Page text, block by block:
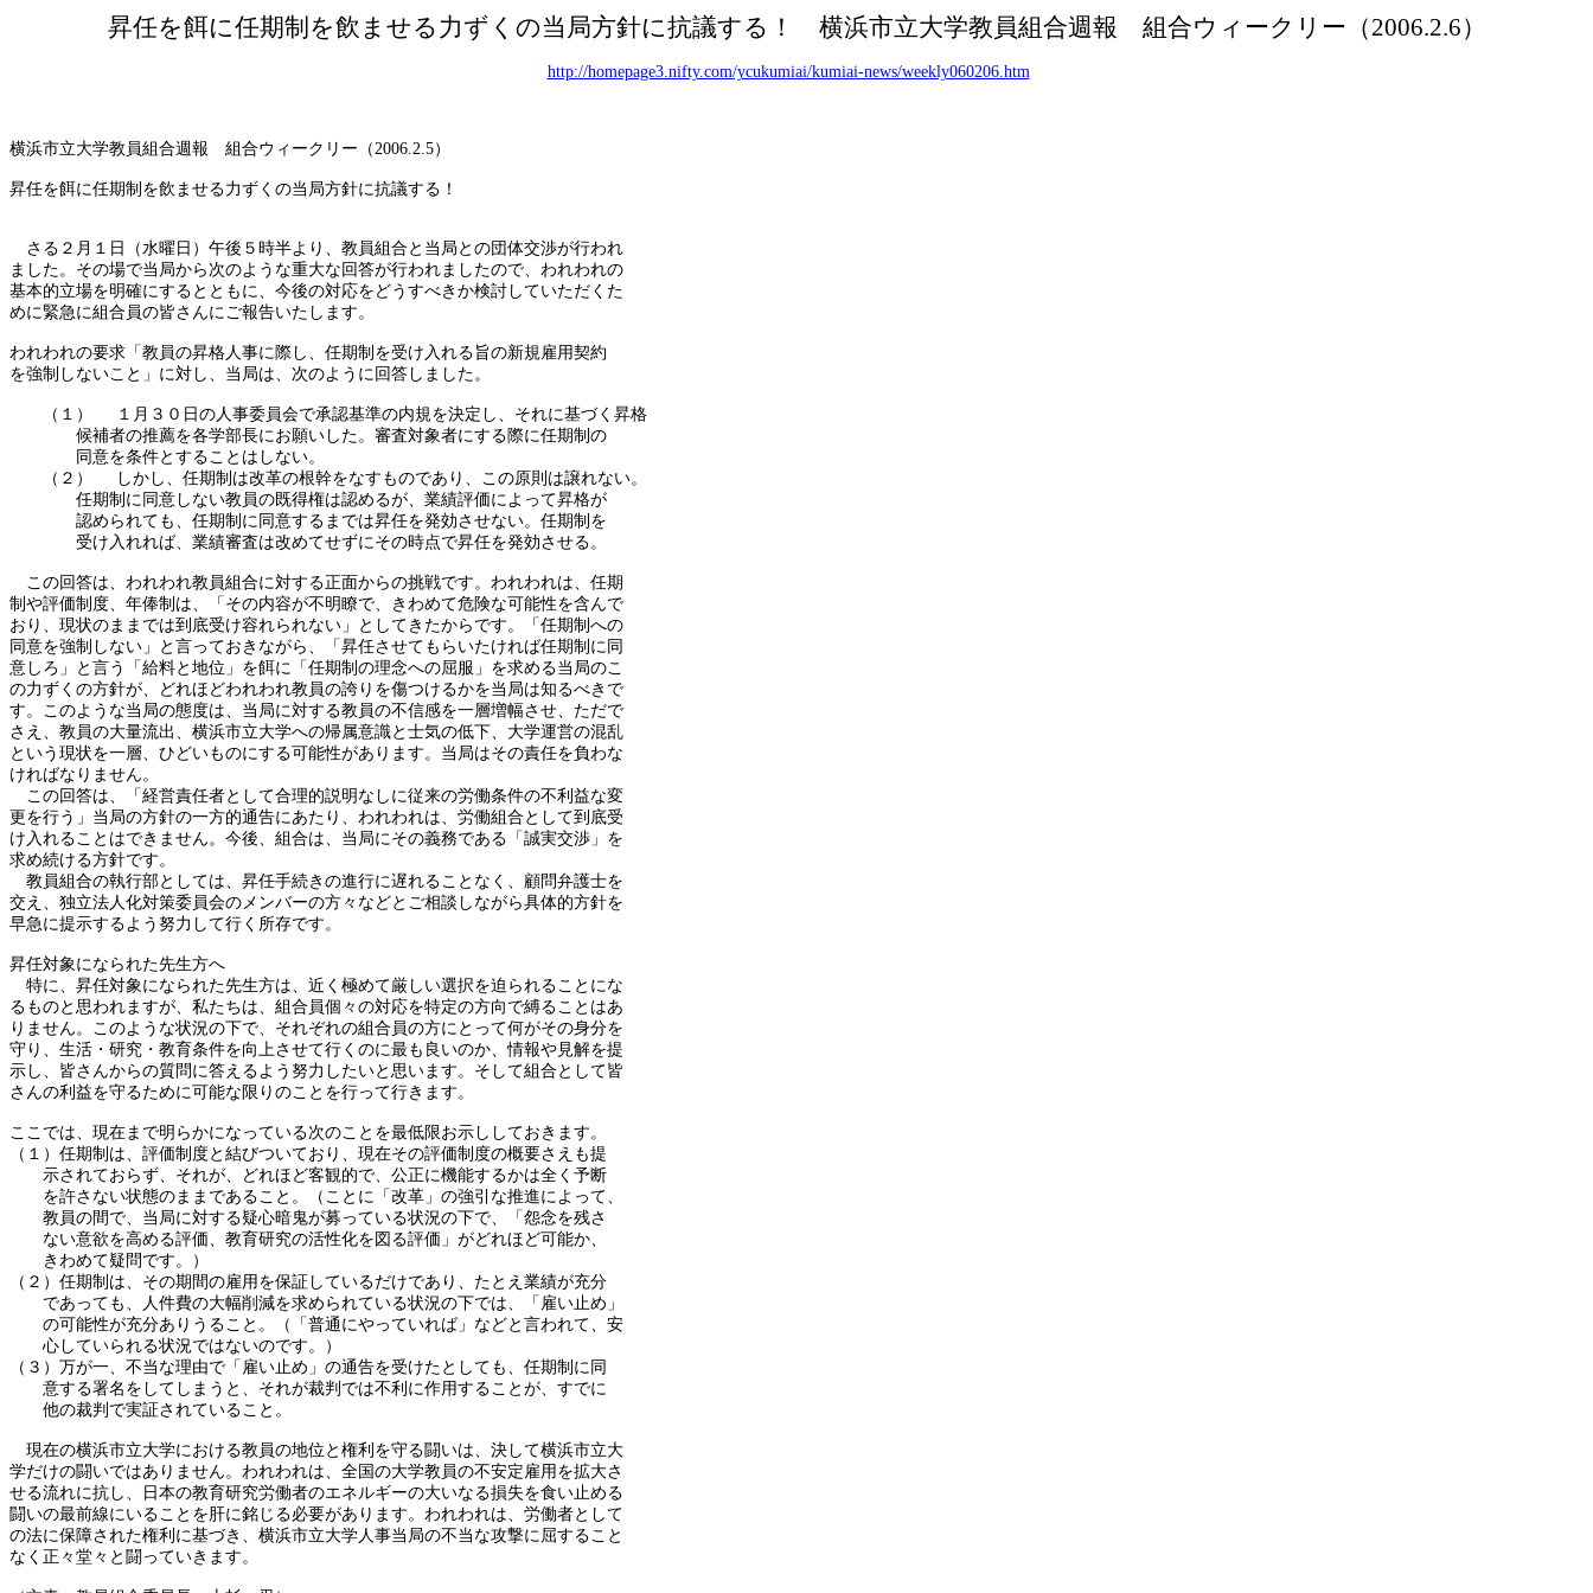
昇任を餌に任期制を飲ませる力ずくの当局方針に抗議する！ 横浜市立大学教員組合週報 組合ウィークリー（2006.2.6）
http://homepage3.nifty.com/ycukumiai/kumiai-news/weekly060206.htm
横浜市立大学教員組合週報 組合ウィークリー（2006.2.5）
昇任を餌に任期制を飲ませる力ずくの当局方針に抗議する！
さる２月１日（水曜日）午後５時半より、教員組合と当局との団体交渉が行われ
ました。その場で当局から次のような重大な回答が行われましたので、われわれの
基本的立場を明確にするとともに、今後の対応をどうすべきか検討していただくた
めに緊急に組合員の皆さんにご報告いたします。
われわれの要求「教員の昇格人事に際し、任期制を受け入れる旨の新規雇用契約
を強制しないこと」に対し、当局は、次のように回答しました。
（１）
１月３０日の人事委員会で承認基準の内規を決定し、それに基づく昇格
候補者の推薦を各学部長にお願いした。審査対象者にする際に任期制の
同意を条件とすることはしない。
（２）
しかし、任期制は改革の根幹をなすものであり、この原則は譲れない。
任期制に同意しない教員の既得権は認めるが、業績評価によって昇格が
認められても、任期制に同意するまでは昇任を発効させない。任期制を
受け入れれば、業績審査は改めてせずにその時点で昇任を発効させる。
この回答は、われわれ教員組合に対する正面からの挑戦です。われわれは、任期
制や評価制度、年俸制は、「その内容が不明瞭で、きわめて危険な可能性を含んで
おり、現状のままでは到底受け容れられない」としてきたからです。「任期制への
同意を強制しない」と言っておきながら、「昇任させてもらいたければ任期制に同
意しろ」と言う「給料と地位」を餌に「任期制の理念への屈服」を求める当局のこ
の力ずくの方針が、どれほどわれわれ教員の誇りを傷つけるかを当局は知るべきで
す。このような当局の態度は、当局に対する教員の不信感を一層増幅させ、ただで
さえ、教員の大量流出、横浜市立大学への帰属意識と士気の低下、大学運営の混乱
という現状を一層、ひどいものにする可能性があります。当局はその責任を負わな
ければなりません。
この回答は、「経営責任者として合理的説明なしに従来の労働条件の不利益な変
更を行う」当局の方針の一方的通告にあたり、われわれは、労働組合として到底受
け入れることはできません。今後、組合は、当局にその義務である「誠実交渉」を
求め続ける方針です。
教員組合の執行部としては、昇任手続きの進行に遅れることなく、顧問弁護士を
交え、独立法人化対策委員会のメンバーの方々などとご相談しながら具体的方針を
早急に提示するよう努力して行く所存です。
昇任対象になられた先生方へ
特に、昇任対象になられた先生方は、近く極めて厳しい選択を迫られることにな
るものと思われますが、私たちは、組合員個々の対応を特定の方向で縛ることはあ
りません。このような状況の下で、それぞれの組合員の方にとって何がその身分を
守り、生活・研究・教育条件を向上させて行くのに最も良いのか、情報や見解を提
示し、皆さんからの質問に答えるよう努力したいと思います。そして組合として皆
さんの利益を守るために可能な限りのことを行って行きます。
ここでは、現在まで明らかになっている次のことを最低限お示ししておきます。
（１）任期制は、評価制度と結びついており、現在その評価制度の概要さえも提
示されておらず、それが、どれほど客観的で、公正に機能するかは全く予断
を許さない状態のままであること。（ことに「改革」の強引な推進によって、
教員の間で、当局に対する疑心暗鬼が募っている状況の下で、「怨念を残さ
ない意欲を高める評価、教育研究の活性化を図る評価」がどれほど可能か、
きわめて疑問です。）
（２）任期制は、その期間の雇用を保証しているだけであり、たとえ業績が充分
であっても、人件費の大幅削減を求められている状況の下では、「雇い止め」
の可能性が充分ありうること。（「普通にやっていれば」などと言われて、安
心していられる状況ではないのです。）
（３）万が一、不当な理由で「雇い止め」の通告を受けたとしても、任期制に同
意する署名をしてしまうと、それが裁判では不利に作用することが、すでに
他の裁判で実証されていること。
現在の横浜市立大学における教員の地位と権利を守る闘いは、決して横浜市立大
学だけの闘いではありません。われわれは、全国の大学教員の不安定雇用を拡大さ
せる流れに抗し、日本の教育研究労働者のエネルギーの大いなる損失を食い止める
闘いの最前線にいることを肝に銘じる必要があります。われわれは、労働者として
の法に保障された権利に基づき、横浜市立大学人事当局の不当な攻撃に屈すること
なく正々堂々と闘っていきます。